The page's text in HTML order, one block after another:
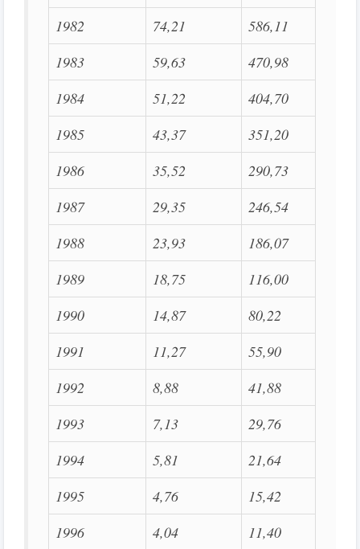
1982
74,21
586,11
1983
59,63
470,98
1984
51,22
404,70
1985
43,37
351,20
1986
35,52
290,73
1987
29,35
246,54
1988
23,93
186,07
1989
18,75
116,00
1990
14,87
80,22
1991
11,27
55,90
1992
8,88
41,88
1993
7,13
29,76
1994
5,81
21,64
1995
4,76
15,42
1996
4,04
11,40